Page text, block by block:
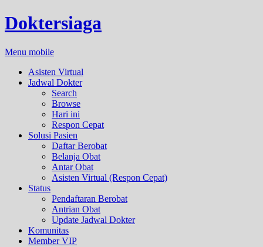
Doktersiaga
Menu mobile
Asisten Virtual
Jadwal Dokter
Search
Browse
Hari ini
Respon Cepat
Solusi Pasien
Daftar Berobat
Belanja Obat
Antar Obat
Asisten Virtual (Respon Cepat)
Status
Pendaftaran Berobat
Antrian Obat
Update Jadwal Dokter
Komunitas
Member VIP